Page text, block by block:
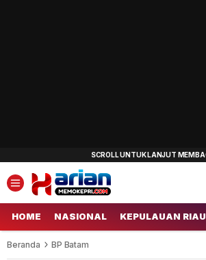
HOME NASIONAL KEPULAUAN RIAU
Beranda BP Batam